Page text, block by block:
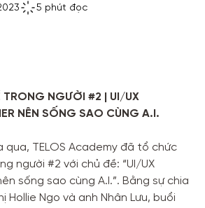
5 phút đọc
TRONG NGƯỜI #2 | UI/UX
NÊN SỐNG SAO CÙNG A.I.
qua, TELOS Academy đã tổ chức
người #2 với chủ đề: “UI/UX
sống sao cùng A.I.”. Bằng sự chia
Hollie Ngo và anh Nhân Lưu, buổi